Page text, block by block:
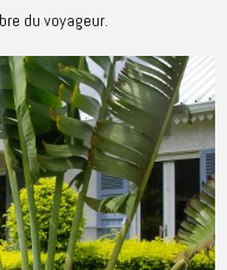
du voyageur.